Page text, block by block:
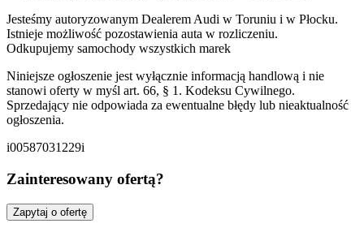
Jesteśmy autoryzowanym Dealerem Audi w Toruniu i w Płocku.
Istnieje możliwość pozostawienia auta w rozliczeniu.
Odkupujemy samochody wszystkich marek
Niniejsze ogłoszenie jest wyłącznie informacją handlową i nie
stanowi oferty w myśl art. 66, § 1. Kodeksu Cywilnego.
Sprzedający nie odpowiada za ewentualne błędy lub nieaktualność
ogłoszenia.
i00587031229i
Zainteresowany ofertą?
Zapytaj o ofertę